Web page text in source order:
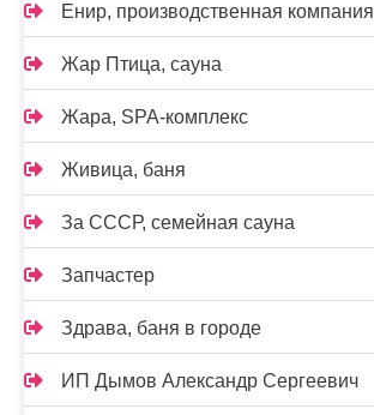
Енир, производственная компания
Жар Птица, сауна
Жара, SPA-комплекс
Живица, баня
За СССР, семейная сауна
Запчастер
Здрава, баня в городе
ИП Дымов Александр Сергеевич